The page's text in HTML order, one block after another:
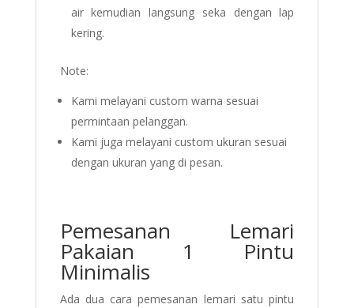
air kemudian langsung seka dengan lap
kering.
Note:
Kami melayani custom warna sesuai
permintaan pelanggan.
Kami juga melayani custom ukuran sesuai
dengan ukuran yang di pesan.
Pemesanan Lemari
Pakaian 1 Pintu
Minimalis
Ada dua cara pemesanan lemari satu pintu